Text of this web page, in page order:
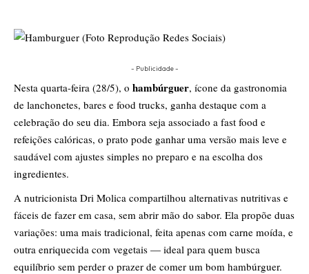
- Publicidade -
Nesta quarta-feira (28/5), o hambúrguer, ícone da gastronomia
de lanchonetes, bares e food trucks, ganha destaque com a
celebração do seu dia. Embora seja associado a fast food e
refeições calóricas, o prato pode ganhar uma versão mais leve e
saudável com ajustes simples no preparo e na escolha dos
ingredientes.
A nutricionista Dri Molica compartilhou alternativas nutritivas e
fáceis de fazer em casa, sem abrir mão do sabor. Ela propõe duas
variações: uma mais tradicional, feita apenas com carne moída, e
outra enriquecida com vegetais — ideal para quem busca
equilíbrio sem perder o prazer de comer um bom hambúrguer.